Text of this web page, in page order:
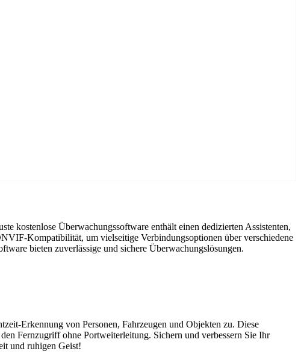
kostenlose Überwachungssoftware enthält einen dedizierten Assistenten,
Kompatibilität, um vielseitige Verbindungsoptionen über verschiedene
bieten zuverlässige und sichere Überwachungslösungen.
Erkennung von Personen, Fahrzeugen und Objekten zu. Diese
Fernzugriff ohne Portweiterleitung. Sichern und verbessern Sie Ihr
und ruhigen Geist!